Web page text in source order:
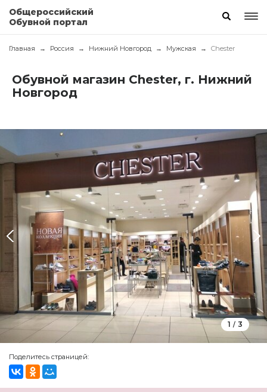
Общероссийский
Обувной портал
Главная Россия Нижний Новгород Мужская Chester
Обувной магазин Chester, г. Нижний
Новгород
1 / 3
Поделитесь страницей: